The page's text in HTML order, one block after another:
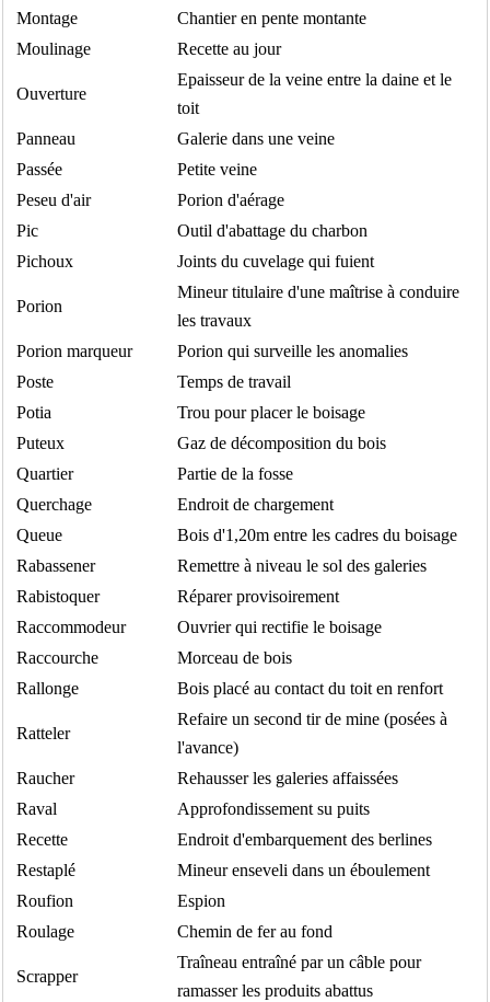
Montage
Chantier en pente montante
Moulinage
Recette au jour
Ouverture
Epaisseur de la veine entre la daine et le
toit
Panneau
Galerie dans une veine
Passée
Petite veine
Peseu d'air
Porion d'aérage
Pic
Outil d'abattage du charbon
Pichoux
Joints du cuvelage qui fuient
Porion
Mineur titulaire d'une maîtrise à conduire
les travaux
Porion marqueur
Porion qui surveille les anomalies
Poste
Temps de travail
Potia
Trou pour placer le boisage
Puteux
Gaz de décomposition du bois
Quartier
Partie de la fosse
Querchage
Endroit de chargement
Queue
Bois d'1,20m entre les cadres du boisage
Rabassener
Remettre à niveau le sol des galeries
Rabistoquer
Réparer provisoirement
Raccommodeur
Ouvrier qui rectifie le boisage
Raccourche
Morceau de bois
Rallonge
Bois placé au contact du toit en renfort
Ratteler
Refaire un second tir de mine (posées à
l'avance)
Raucher
Rehausser les galeries affaissées
Raval
Approfondissement su puits
Recette
Endroit d'embarquement des berlines
Restaplé
Mineur enseveli dans un éboulement
Roufion
Espion
Roulage
Chemin de fer au fond
Scrapper
Traîneau entraîné par un câble pour
ramasser les produits abattus